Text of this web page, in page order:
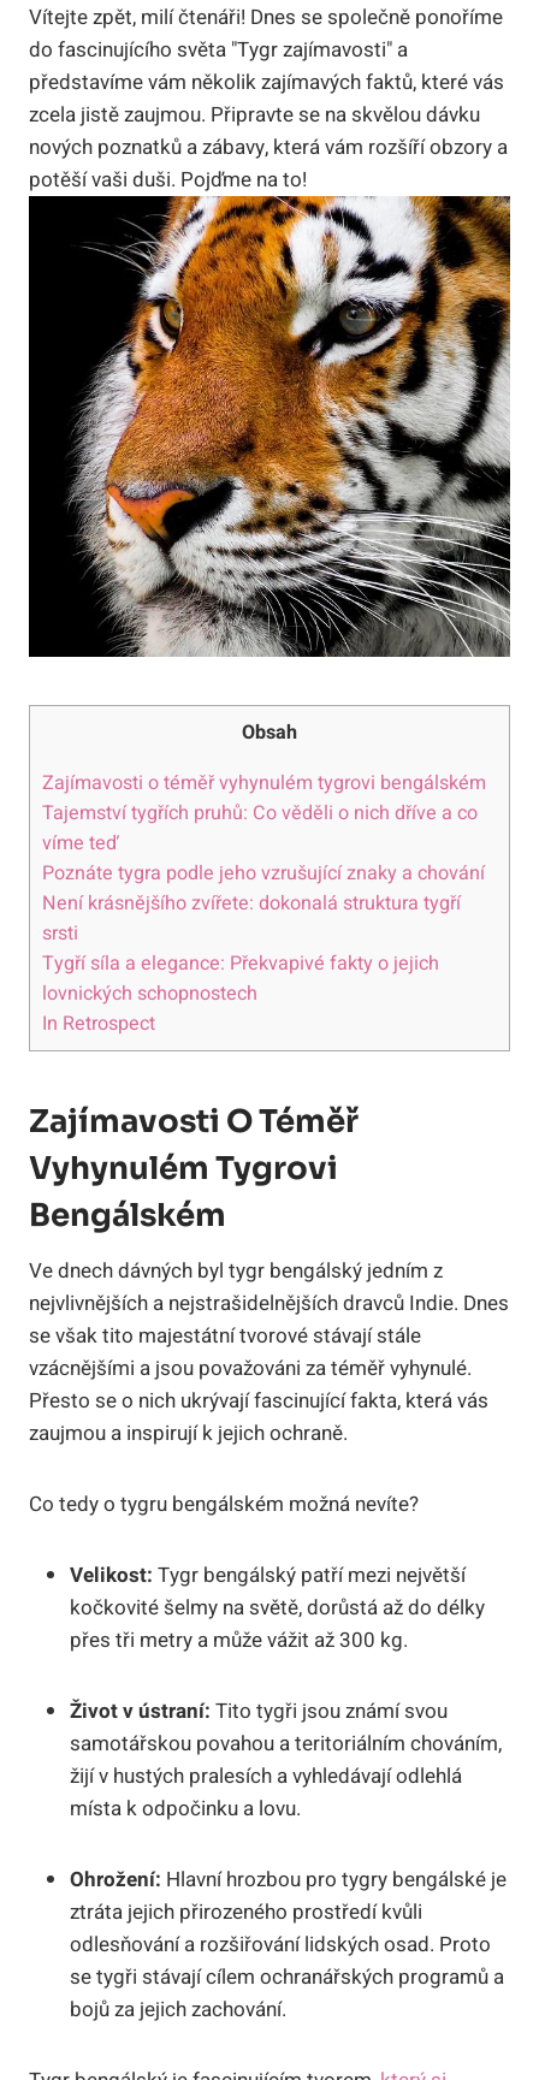
Vítejte zpět, milí čtenáři! Dnes se společně ponoříme
do fascinujícího světa "Tygr zajímavosti" a
představíme vám několik zajímavých faktů, které vás
zcela jistě zaujmou. Připravte se na skvělou dávku
nových poznatků a zábavy, která vám rozšíří obzory a
potěší vaši duši. Pojďme na to!
Obsah
Zajímavosti o téměř vyhynulém tygrovi bengálském
Tajemství tygřích pruhů: Co věděli o nich dříve a co
víme teď
Poznáte tygra podle jeho vzrušující znaky a chování
Není krásnějšího zvířete: dokonalá struktura tygří
srsti
Tygří síla a elegance: Překvapivé fakty o jejich
lovnických schopnostech
In Retrospect
Zajímavosti O Téměř
Vyhynulém Tygrovi
Bengálském
Ve dnech dávných byl tygr bengálský jedním z
nejvlivnějších a nejstrašidelnějších dravců Indie. Dnes
se však tito majestátní tvorové stávají stále
vzácnějšími a jsou považováni za téměř vyhynulé.
Přesto se o nich ukrývají fascinující fakta, která vás
zaujmou a inspirují k jejich ochraně.
Co tedy o tygru bengálském možná nevíte?
Velikost: Tygr bengálský patří mezi největší
kočkovité šelmy na světě, dorůstá až do délky
přes tři metry a může vážit až 300 kg.
Život v ústraní: Tito tygři jsou známí svou
samotářskou povahou a teritoriálním chováním,
žijí v hustých pralesích a vyhledávají odlehlá
místa k odpočinku a lovu.
Ohrožení: Hlavní hrozbou pro tygry bengálské je
ztráta jejich přirozeného prostředí kvůli
odlesňování a rozšiřování lidských osad. Proto
se tygři stávají cílem ochranářských programů a
bojů za jejich zachování.